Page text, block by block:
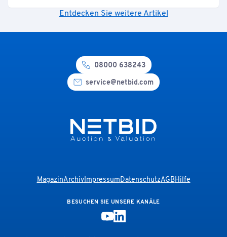
Entdecken Sie weitere Artikel
08000 638243
service@netbid.com
MagazinArchivImpressumDatenschutzAGBHilfe
BESUCHEN SIE UNSERE KANÄLE